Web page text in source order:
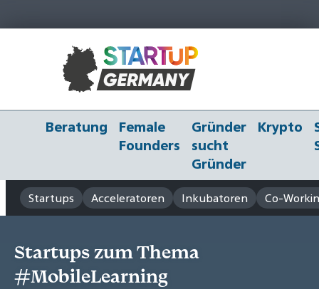
Beratung
Female
Founders
Gründer
sucht
Gründer
Krypto
Startups Acceleratoren Inkubatoren Co-
Startups zum Thema
#MobileLearning